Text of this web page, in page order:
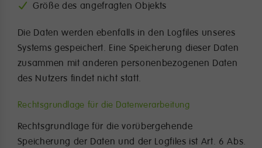
Größe des angefragten Objekts
Die Daten werden ebenfalls in den Logfiles unseres
Systems gespeichert. Eine Speicherung dieser Daten
zusammen mit anderen personenbezogenen Daten
des Nutzers findet nicht statt.
Rechtsgrundlage für die Datenverarbeitung
Rechtsgrundlage für die vorübergehende
Speicherung der Daten und der Logfiles ist Art. 6 Abs.